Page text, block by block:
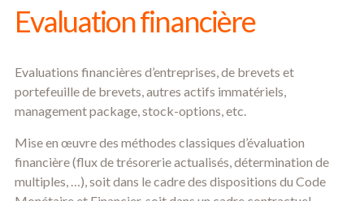
Evaluation financière
Evaluations financières d’entreprises, de brevets et
portefeuille de brevets, autres actifs immatériels,
management package, stock-options, etc.
Mise en œuvre des méthodes classiques d’évaluation
financière (flux de trésorerie actualisés, détermination de
multiples, …), soit dans le cadre des dispositions du Code